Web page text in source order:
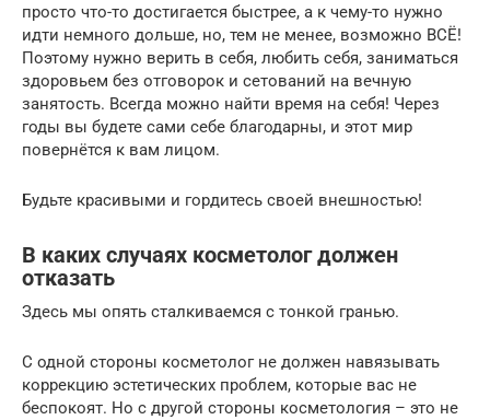
просто что-то достигается быстрее, а к чему-то нужно
идти немного дольше, но, тем не менее, возможно ВСЁ!
Поэтому нужно верить в себя, любить себя, заниматься
здоровьем без отговорок и сетований на вечную
занятость. Всегда можно найти время на себя! Через
годы вы будете сами себе благодарны, и этот мир
повернётся к вам лицом.
Будьте красивыми и гордитесь своей внешностью!
В каких случаях косметолог должен
отказать
Здесь мы опять сталкиваемся с тонкой гранью.
С одной стороны косметолог не должен навязывать
коррекцию эстетических проблем, которые вас не
беспокоят. Но с другой стороны косметология – это не